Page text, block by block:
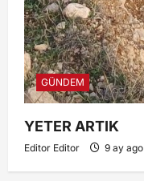
GÜNDEM
YETER ARTIK
Editor Editor 9 ay ago